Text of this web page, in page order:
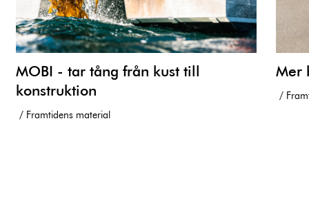
MOBI - tar tång från kust till
konstruktion
Framtidens material
Mer